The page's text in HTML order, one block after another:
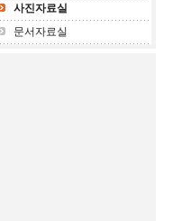
사진자료실
문서자료실